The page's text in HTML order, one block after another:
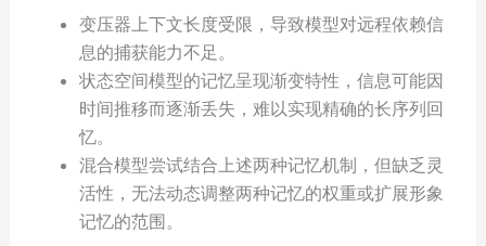
变压器上下文长度受限，导致模型对远程依赖信
息的捕获能力不足。
状态空间模型的记忆呈现渐变特性，信息可能因
时间推移而逐渐丢失，难以实现精确的长序列回
忆。
混合模型尝试结合上述两种记忆机制，但缺乏灵
活性，无法动态调整两种记忆的权重或扩展形象
记忆的范围。